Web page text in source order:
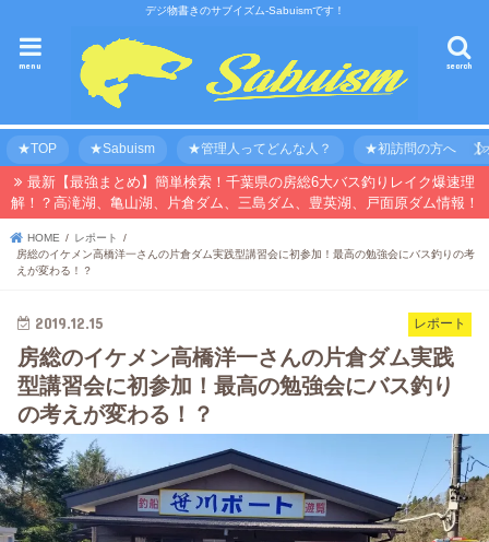
デジ物書きのサブイズム-Sabuismです！
search
menu
★TOP ★Sabuism ★管理人ってどんな人？ ★初訪問の方へ 【
最新【最強まとめ】簡単検索！千葉県の房総6大バス釣りレイク爆速理
解！？高滝湖、亀山湖、片倉ダム、三島ダム、豊英湖、戸面原ダム情報！
HOME
レポート
房総のイケメン高橋洋一さんの片倉ダム実践型講習会に初参加！最高の勉強会にバス釣りの考
えが変わる！？
レポート
2019.12.15
房総のイケメン高橋洋一さんの片倉ダム実践
型講習会に初参加！最高の勉強会にバス釣り
の考えが変わる！？